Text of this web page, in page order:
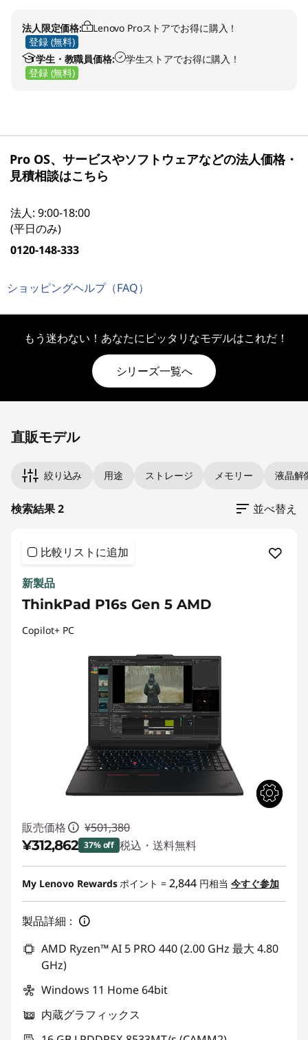
法人限定価格:
Lenovo Proストアでお得に購入！
登録 (無料)
学生・教職員価格:
学生ストアでお得に購入！
登録 (無料)
Pro OS、サービスやソフトウェアなどの法人価格・
見積相談はこちら
法人: 9:00-18:00
(平日のみ)
0120-148-333
ショッピングヘルプ（FAQ）
もう迷わない！あなたにピッタリなモデルはこれだ！
シリーズ一覧へ
直販モデル
絞り込み 用途 ストレージ メモリー 液晶解
検索結果 2 並べ替え
比較リストに追加
新製品
ThinkPad P16s Gen 5 AMD
Copilot+ PC
販売価格 ¥501,380
¥312,862 37% off 税込・送料無料
特別割引 :-¥188,518
My Lenovo Rewardsポイント = 2,844 円相当 今すぐ参加
製品詳細：
AMD Ryzen™ AI 5 PRO 440 (2.00 GHz 最大 4.80
GHz)
Windows 11 Home 64bit
内蔵グラフィックス